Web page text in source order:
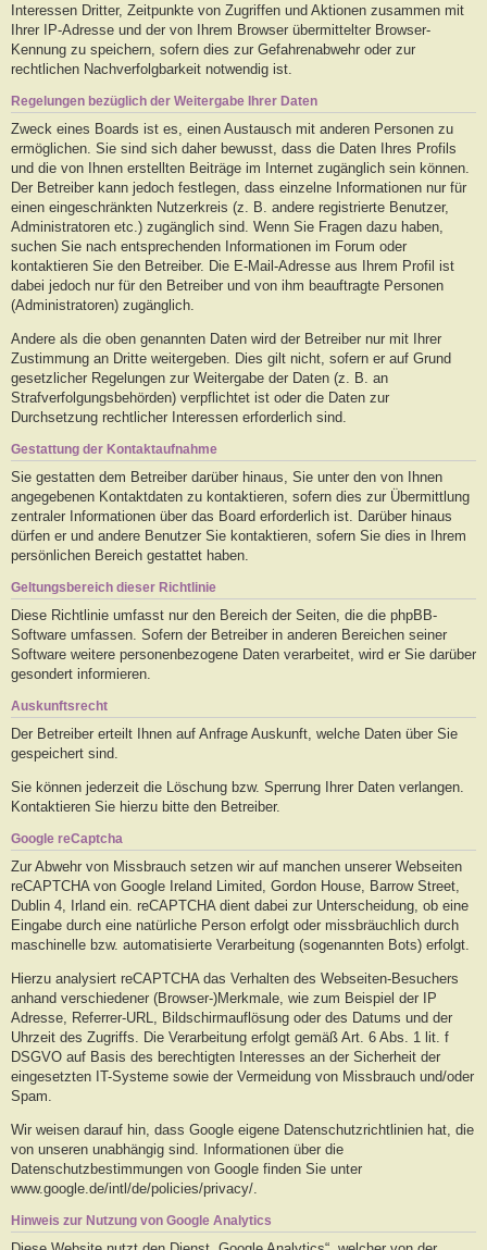
Interessen Dritter, Zeitpunkte von Zugriffen und Aktionen zusammen mit
Ihrer IP-Adresse und der von Ihrem Browser übermittelter Browser-
Kennung zu speichern, sofern dies zur Gefahrenabwehr oder zur
rechtlichen Nachverfolgbarkeit notwendig ist.
Regelungen bezüglich der Weitergabe Ihrer Daten
Zweck eines Boards ist es, einen Austausch mit anderen Personen zu
ermöglichen. Sie sind sich daher bewusst, dass die Daten Ihres Profils
und die von Ihnen erstellten Beiträge im Internet zugänglich sein können.
Der Betreiber kann jedoch festlegen, dass einzelne Informationen nur für
einen eingeschränkten Nutzerkreis (z. B. andere registrierte Benutzer,
Administratoren etc.) zugänglich sind. Wenn Sie Fragen dazu haben,
suchen Sie nach entsprechenden Informationen im Forum oder
kontaktieren Sie den Betreiber. Die E-Mail-Adresse aus Ihrem Profil ist
dabei jedoch nur für den Betreiber und von ihm beauftragte Personen
(Administratoren) zugänglich.
Andere als die oben genannten Daten wird der Betreiber nur mit Ihrer
Zustimmung an Dritte weitergeben. Dies gilt nicht, sofern er auf Grund
gesetzlicher Regelungen zur Weitergabe der Daten (z. B. an
Strafverfolgungsbehörden) verpflichtet ist oder die Daten zur
Durchsetzung rechtlicher Interessen erforderlich sind.
Gestattung der Kontaktaufnahme
Sie gestatten dem Betreiber darüber hinaus, Sie unter den von Ihnen
angegebenen Kontaktdaten zu kontaktieren, sofern dies zur Übermittlung
zentraler Informationen über das Board erforderlich ist. Darüber hinaus
dürfen er und andere Benutzer Sie kontaktieren, sofern Sie dies in Ihrem
persönlichen Bereich gestattet haben.
Geltungsbereich dieser Richtlinie
Diese Richtlinie umfasst nur den Bereich der Seiten, die die phpBB-
Software umfassen. Sofern der Betreiber in anderen Bereichen seiner
Software weitere personenbezogene Daten verarbeitet, wird er Sie darüber
gesondert informieren.
Auskunftsrecht
Der Betreiber erteilt Ihnen auf Anfrage Auskunft, welche Daten über Sie
gespeichert sind.
Sie können jederzeit die Löschung bzw. Sperrung Ihrer Daten verlangen.
Kontaktieren Sie hierzu bitte den Betreiber.
Google reCaptcha
Zur Abwehr von Missbrauch setzen wir auf manchen unserer Webseiten
reCAPTCHA von Google Ireland Limited, Gordon House, Barrow Street,
Dublin 4, Irland ein. reCAPTCHA dient dabei zur Unterscheidung, ob eine
Eingabe durch eine natürliche Person erfolgt oder missbräuchlich durch
maschinelle bzw. automatisierte Verarbeitung (sogenannten Bots) erfolgt.
Hierzu analysiert reCAPTCHA das Verhalten des Webseiten-Besuchers
anhand verschiedener (Browser-)Merkmale, wie zum Beispiel der IP
Adresse, Referrer-URL, Bildschirmauflösung oder des Datums und der
Uhrzeit des Zugriffs. Die Verarbeitung erfolgt gemäß Art. 6 Abs. 1 lit. f
DSGVO auf Basis des berechtigten Interesses an der Sicherheit der
eingesetzten IT-Systeme sowie der Vermeidung von Missbrauch und/oder
Spam.
Wir weisen darauf hin, dass Google eigene Datenschutzrichtlinien hat, die
von unseren unabhängig sind. Informationen über die
Datenschutzbestimmungen von Google finden Sie unter
www.google.de/intl/de/policies/privacy/.
Hinweis zur Nutzung von Google Analytics